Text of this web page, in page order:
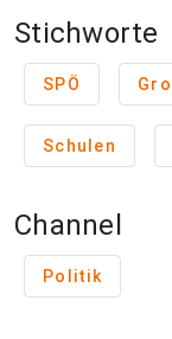
Stichworte
SPÖ
Schulen
Channel
Politik